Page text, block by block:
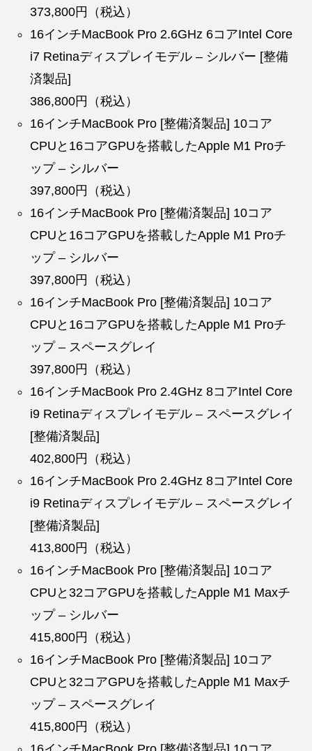
373,800円（税込）
16インチMacBook Pro 2.6GHz 6コアIntel Core
i7 Retinaディスプレイモデル – シルバー [整備
済製品]
386,800円（税込）
16インチMacBook Pro [整備済製品] 10コア
CPUと16コアGPUを搭載したApple M1 Proチ
ップ – シルバー
397,800円（税込）
16インチMacBook Pro [整備済製品] 10コア
CPUと16コアGPUを搭載したApple M1 Proチ
ップ – シルバー
397,800円（税込）
16インチMacBook Pro [整備済製品] 10コア
CPUと16コアGPUを搭載したApple M1 Proチ
ップ – スペースグレイ
397,800円（税込）
16インチMacBook Pro 2.4GHz 8コアIntel Core
i9 Retinaディスプレイモデル – スペースグレイ
[整備済製品]
402,800円（税込）
16インチMacBook Pro 2.4GHz 8コアIntel Core
i9 Retinaディスプレイモデル – スペースグレイ
[整備済製品]
413,800円（税込）
16インチMacBook Pro [整備済製品] 10コア
CPUと32コアGPUを搭載したApple M1 Maxチ
ップ – シルバー
415,800円（税込）
16インチMacBook Pro [整備済製品] 10コア
CPUと32コアGPUを搭載したApple M1 Maxチ
ップ – スペースグレイ
415,800円（税込）